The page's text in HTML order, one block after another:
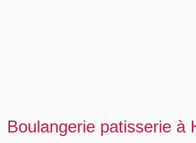
Boulangerie patisserie à